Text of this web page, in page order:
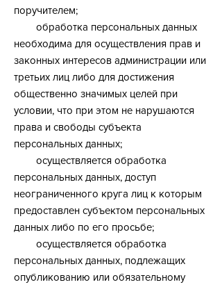
поручителем;
обработка персональных данных
необходима для осуществления прав и
законных интересов администрации или
третьих лиц либо для достижения
общественно значимых целей при
условии, что при этом не нарушаются
права и свободы субъекта
персональных данных;
осуществляется обработка
персональных данных, доступ
неограниченного круга лиц к которым
предоставлен субъектом персональных
данных либо по его просьбе;
осуществляется обработка
персональных данных, подлежащих
опубликованию или обязательному